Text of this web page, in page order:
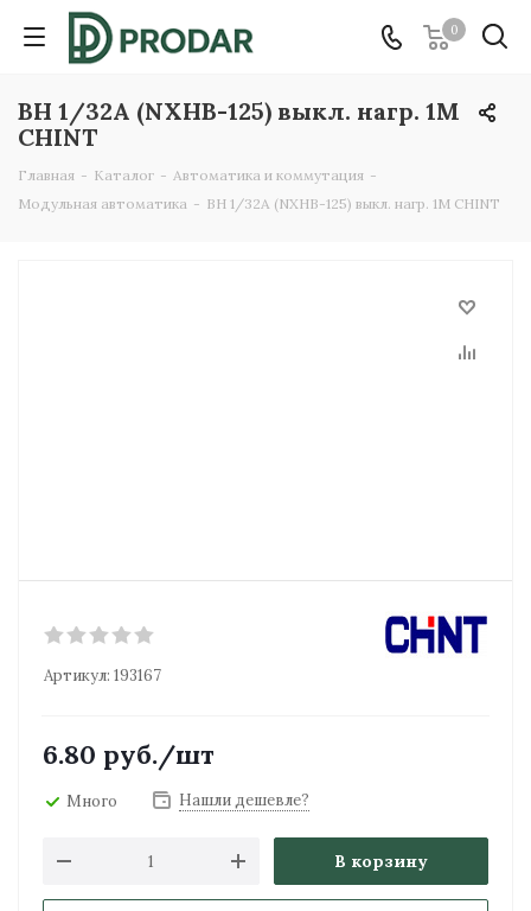
0
ВН 1/32А (NXHB-125) выкл. нагр. 1М
CHINT
Главная - Каталог - Автоматика и коммутация -
Модульная автоматика - ВН 1/32А (NXHB-125) выкл. нагр. 1М CHINT
Артикул: 193167
6.80 руб./шт
Много Нашли дешевле?
В корзину